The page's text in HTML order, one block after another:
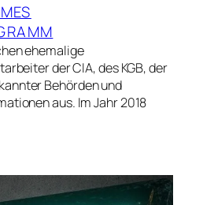
ehemalige
der CIA, des KGB, der
Behörden und
aus. Im Jahr 2018